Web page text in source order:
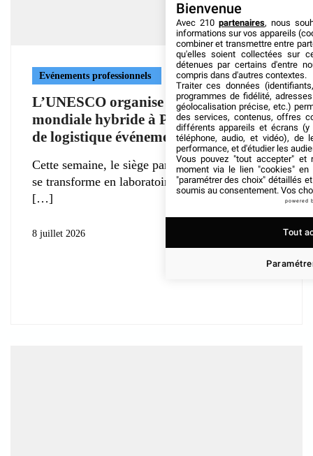
Evénements professionnels
L’UNESCO organise une conférence
mondiale hybride à Paris : une leçon
de logistique événementielle
Cette semaine, le siège parisien de l’UNESCO
se transforme en laboratoire grandeur nature
8 juillet 2026
Bienvenue
Avec 210 partenaires, nous
informations sur vos appareils
combiner et transmettre entre
qu'elles soient collectées sur
détenues par certains d'entre
compris dans d'autres contextes.
Traiter ces données
programmes de fidélité,
géolocalisation précise, etc.)
des services, contenus, offres
différents appareils et écrans (y
téléphone, audio, et vidéo), de
performance, et d'étudier les
Vous pouvez "tout accepter" et
moment via le lien "cookies" en
"paramétrer des choix" détaillés
soumis au consentement. Vos
powered
Tout